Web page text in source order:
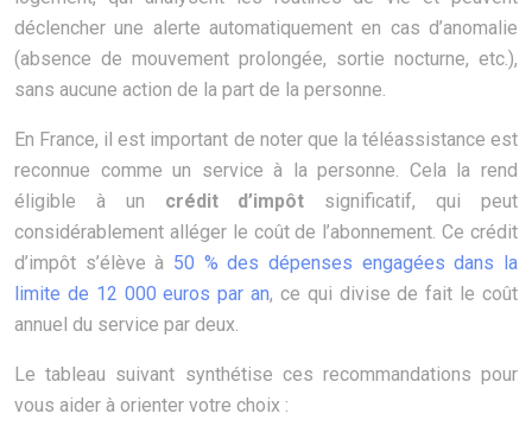
déclencher une alerte automatiquement en cas d’anomalie
(absence de mouvement prolongée, sortie nocturne, etc.),
sans aucune action de la part de la personne.
En France, il est important de noter que la téléassistance est
reconnue comme un service à la personne. Cela la rend
éligible à un crédit d’impôt significatif, qui peut
considérablement alléger le coût de l’abonnement. Ce crédit
d’impôt s’élève à 50 % des dépenses engagées dans la
limite de 12 000 euros par an, ce qui divise de fait le coût
annuel du service par deux.
Le tableau suivant synthétise ces recommandations pour
vous aider à orienter votre choix :